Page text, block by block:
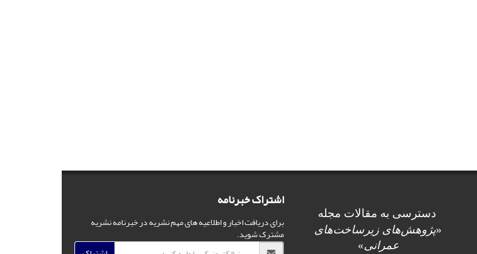
دسترسی به مقالات مجله
«پژوهش‌های زیرساخت‌های
عمرانی»
اشتراک خبرنامه
برای دریافت اخبار و اطلاعیه های مهم نشریه در خبرنامه نشریه
مشترک شوید.